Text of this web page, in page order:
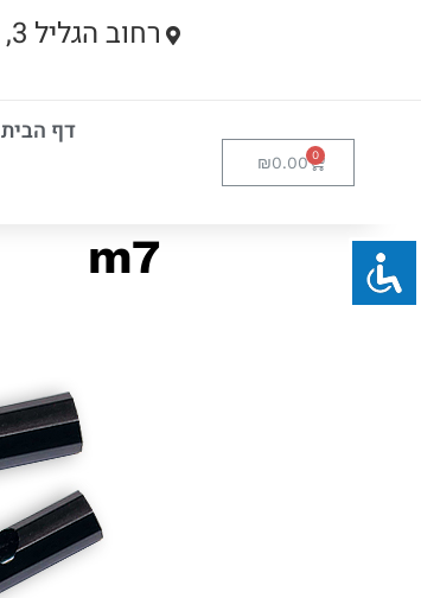
רחוב הגליל 3, כפר יונה
₪0.00
דף הבית
m7